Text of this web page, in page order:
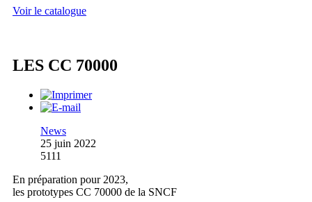
Voir le catalogue
LES CC 70000
News
25 juin 2022
5111
En préparation pour 2023,
les prototypes CC 70000 de la SNCF